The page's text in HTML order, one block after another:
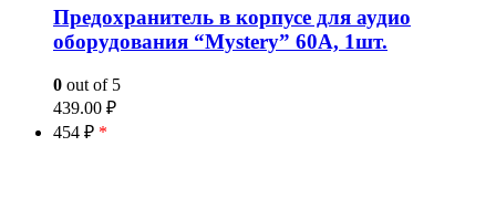
Предохранитель в корпусе для аудио
оборудования “Mystery” 60A, 1шт.
0 out of 5
439.00 ₽
454 ₽ *